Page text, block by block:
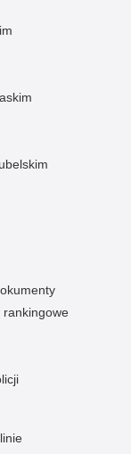
rankingowe